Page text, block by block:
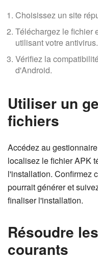
Choisissez un site
Téléchargez le fichier
utilisant votre antivirus.
Vérifiez la
d'Android.
Utiliser un
fichiers
Accédez au
localisez le fichier APK
l'installation. Confirmez
pourrait générer et
finaliser l'installation.
Résoudre
courants